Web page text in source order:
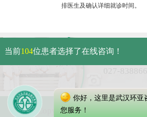
排医生及确认详细就诊时间。
武汉市硚
免费电话：
Copyright 2025 武汉环亚中
当前104位患者选择了在线咨询！
你好，这里是武汉环亚
您服务！